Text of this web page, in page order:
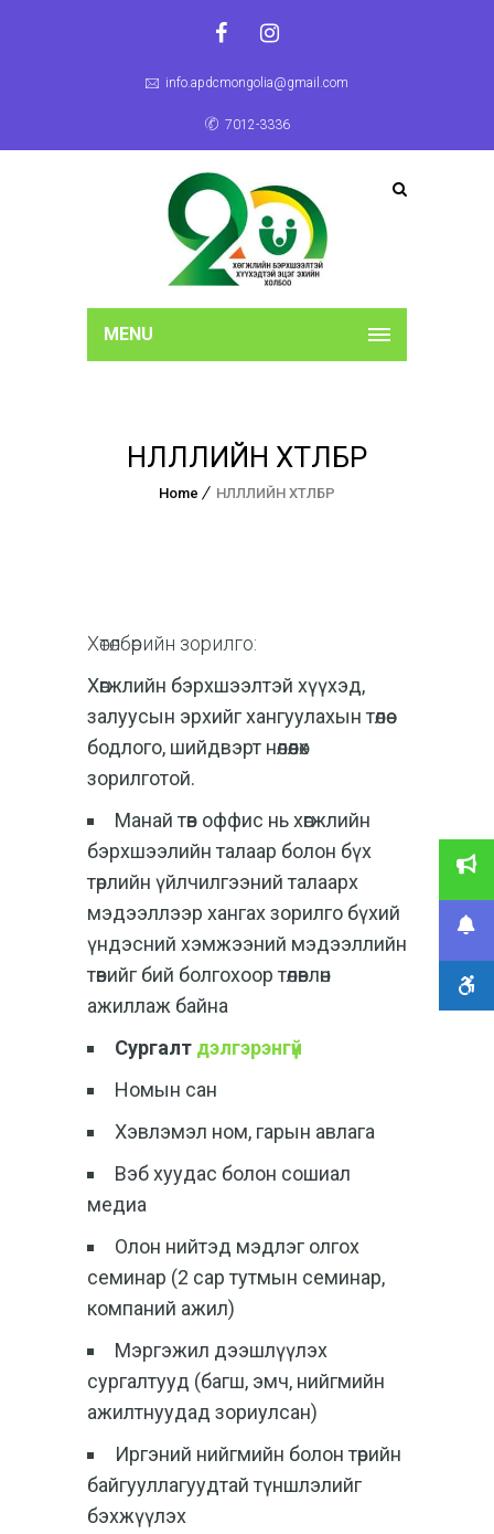
info.apdcmongolia@gmail.com
7012-3336
MENU
НӨЛӨӨЛЛИЙН ХӨТӨЛБӨР
Home НӨЛӨӨЛЛИЙН ХӨТӨЛБӨР
Хөтөлбөрийн зорилго:
Хөгжлийн бэрхшээлтэй хүүхэд,
залуусын эрхийг хангуулахын төлөө
бодлого, шийдвэрт нөлөөлөх
зорилготой.
Манай төв оффис нь хөгжлийн
бэрхшээлийн талаар болон бүх
төрлийн үйлчилгээний талаарх
мэдээллээр хангах зорилго бүхий
үндэсний хэмжээний мэдээллийн
төвийг бий болгохоор төлөвлөн
ажиллаж байна
Сургалт дэлгэрэнгүй
Номын сан
Хэвлэмэл ном, гарын авлага
Вэб хуудас болон сошиал
медиа
Олон нийтэд мэдлэг олгох
семинар (2 сар тутмын семинар,
компаний ажил)
Мэргэжил дээшлүүлэх
сургалтууд (багш, эмч, нийгмийн
ажилтнуудад зориулсан)
Иргэний нийгмийн болон төрийн
байгууллагуудтай түншлэлийг
бэхжүүлэх